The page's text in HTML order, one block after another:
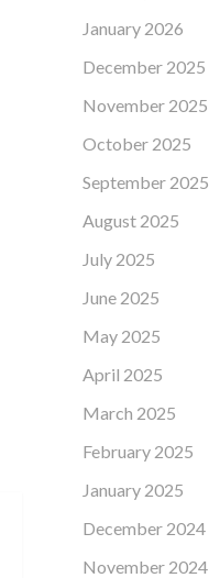
January 2026
December 2025
November 2025
October 2025
September 2025
August 2025
July 2025
June 2025
May 2025
April 2025
March 2025
February 2025
January 2025
December 2024
November 2024